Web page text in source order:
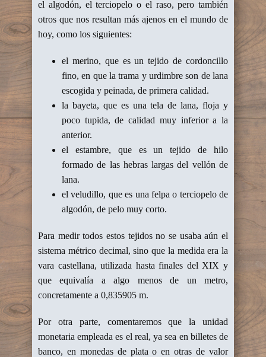
el algodón, el terciopelo o el raso, pero también
otros que nos resultan más ajenos en el mundo de
hoy, como los siguientes:
el merino, que es un tejido de cordoncillo
fino, en que la trama y urdimbre son de lana
escogida y peinada, de primera calidad.
la bayeta, que es una tela de lana, floja y
poco tupida, de calidad muy inferior a la
anterior.
el estambre, que es un tejido de hilo
formado de las hebras largas del vellón de
lana.
el veludillo, que es una felpa o terciopelo de
algodón, de pelo muy corto.
Para medir todos estos tejidos no se usaba aún el
sistema métrico decimal, sino que la medida era la
vara castellana, utilizada hasta finales del XIX y
que equivalía a algo menos de un metro,
concretamente a 0,835905 m.
Por otra parte, comentaremos que la unidad
monetaria empleada es el real, ya sea en billetes de
banco, en monedas de plata o en otras de valor